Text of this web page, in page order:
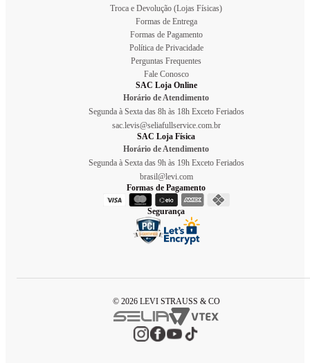
Troca e Devolução (Lojas Físicas)
Formas de Entrega
Formas de Pagamento
Política de Privacidade
Perguntas Frequentes
Fale Conosco
SAC Loja Online
Horário de Atendimento
Segunda à Sexta das 8h às 18h Exceto Feriados
sac.levis@seliafullservice.com.br
SAC Loja Física
Horário de Atendimento
Segunda à Sexta das 9h às 19h Exceto Feriados
brasil@levi.com
Formas de Pagamento
Segurança
© 2026 LEVI STRAUSS & CO